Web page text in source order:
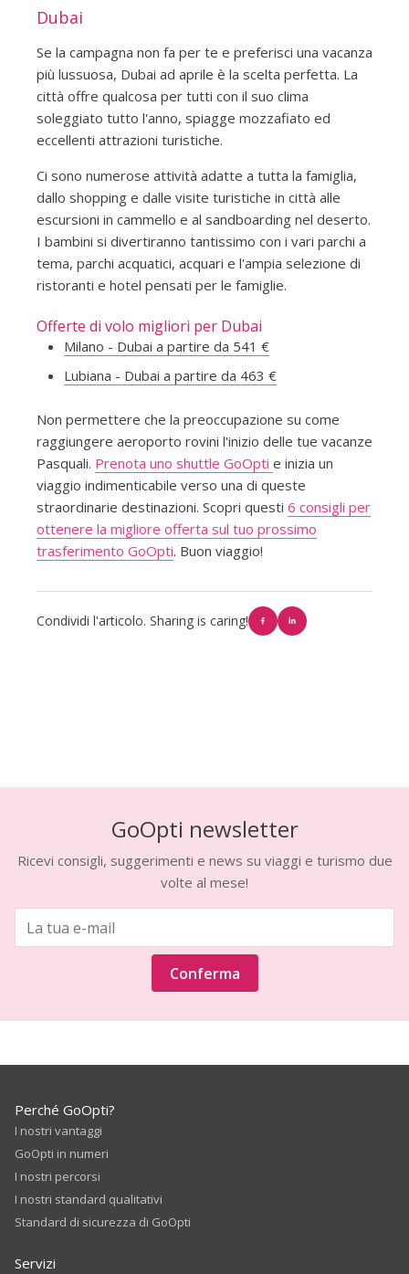
Dubai
Se la campagna non fa per te e preferisci una vacanza
più lussuosa, Dubai ad aprile è la scelta perfetta. La
città offre qualcosa per tutti con il suo clima
soleggiato tutto l'anno, spiagge mozzafiato ed
eccellenti attrazioni turistiche.
Ci sono numerose attività adatte a tutta la famiglia,
dallo shopping e dalle visite turistiche in città alle
escursioni in cammello e al sandboarding nel deserto.
I bambini si divertiranno tantissimo con i vari parchi a
tema, parchi acquatici, acquari e l'ampia selezione di
ristoranti e hotel pensati per le famiglie.
Offerte di volo migliori per Dubai
Milano - Dubai a partire da 541 €
Lubiana - Dubai a partire da 463 €
Non permettere che la preoccupazione su come
raggiungere aeroporto rovini l'inizio delle tue vacanze
Pasquali. Prenota uno shuttle GoOpti e inizia un
viaggio indimenticabile verso una di queste
straordinarie destinazioni. Scopri questi 6 consigli per
ottenere la migliore offerta sul tuo prossimo
trasferimento GoOpti. Buon viaggio!
Condividi l'articolo. Sharing is caring!
GoOpti newsletter
Ricevi consigli, suggerimenti e news su viaggi e turismo due
volte al mese!
Conferma
Perché GoOpti?
I nostri vantaggi
GoOpti in numeri
I nostri percorsi
I nostri standard qualitativi
Standard di sicurezza di GoOpti
Servizi